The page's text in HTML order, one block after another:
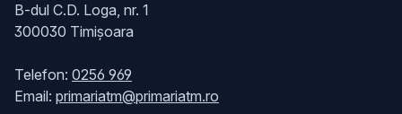
B-dul C.D. Loga, nr. 1
300030 Timișoara
Telefon: 0256 969
Email: primariatm@primariatm.ro